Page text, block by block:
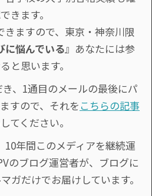
きます。
ますので、東京・神奈川限
に悩んでいる』あなたには参
と思います。
、1通目のメールの最後にパ
すので、それを こちらの記事
てください。
10年間このメディアを継続運
のブログ運営者が、ブログに
ガだけでお届けしています。